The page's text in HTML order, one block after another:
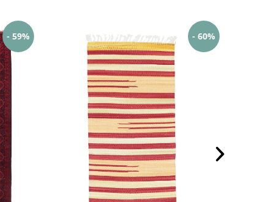
- 59% - 60%